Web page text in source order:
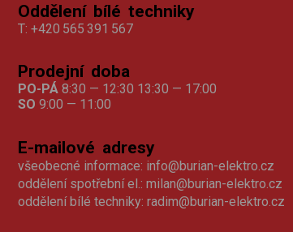
Oddělení bílé techniky
T: +420 565 391 567
Prodejní doba
PO-PÁ 8:30 — 12:30 13:30 — 17:00
SO 9:00 — 11:00
E-mailové adresy
všeobecné informace: info@burian-elektro.cz
oddělení spotřební el.: milan@burian-elektro.cz
oddělení bílé techniky: radim@burian-elektro.cz